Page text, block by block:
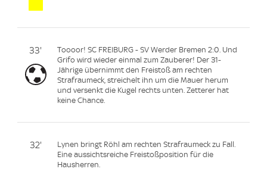
33'
Toooor! SC FREIBURG - SV Werder Bremen 2:0. Und
Grifo wird wieder einmal zum Zauberer! Der 31-
Jährige übernimmt den Freistoß am rechten
Strafraumeck, streichelt ihn um die Mauer herum
und versenkt die Kugel rechts unten. Zetterer hat
keine Chance.
32'
Lynen bringt Röhl am rechten Strafraumeck zu Fall.
Eine aussichtsreiche Freistoßposition für die
Hausherren.